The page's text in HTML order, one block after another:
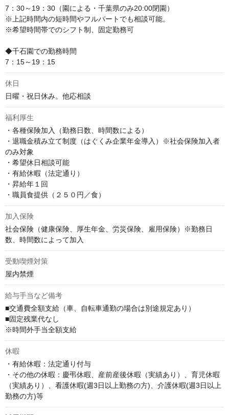
7：30～19：30（園による・千葉県のみ20:00閉園）
※上記時間内の短時間やフルパートでも相談可能。
※希望時間帯でのシフト制、固定勤務可
◆千石園での勤務時間
7：15～19：15
休日
日曜・祝日休み。他応相談
福利厚生
・各種保険加入（勤務日数、時間数による）
・退職金積み立て制度（はぐくみ企業年金導入）※社会保険加入者
のみ対象
・希望休日相談可能
・有給休暇（法定通り）
・昇給年１回
・職員食提供（２５０円／食）
加入保険
社会保険（健康保険、厚生年金、労災保険、雇用保険）※勤務日
数、時間数によって加入
受動喫煙対策
屋内禁煙
給与手当など備考
■交通費全額支給（車、自転車通勤の場合は別途規定あり）
■固定残業代なし
※時間外手当全額支給
休暇
・有給休暇：法定通り付与
・その他の休暇：慶弔休暇、産前産後休暇（実績あり）、育児休暇
（実績あり）、看護休暇(週3日以上勤務の方)、介護休暇(週3日以上
勤務の方)等